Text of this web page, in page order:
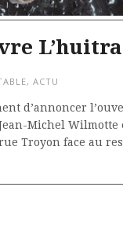
, ACTU
d’annoncer
Michel
Troyon face au